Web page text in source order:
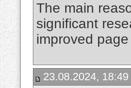
The main
significant
improved
23.08.2024, 18:49